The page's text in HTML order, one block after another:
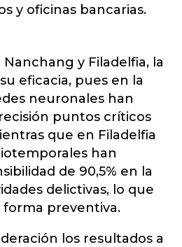
y oficinas bancarias.
y Filadelfia, la
eficacia, pues en la
neuronales han
puntos críticos
que en Filadelfia
han
de 90,5% en la
delictivas, lo que
preventiva.
los resultados a